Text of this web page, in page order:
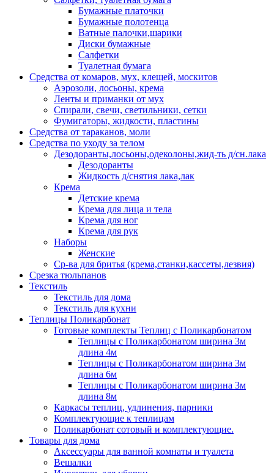
Бумажные платочки
Бумажные полотенца
Ватные палочки,шарики
Диски бумажные
Салфетки
Туалетная бумага
Средства от комаров, мух, клещей, москитов
Аэрозоли, лосьоны, крема
Ленты и приманки от мух
Спирали, свечи, светильники, сетки
Фумигаторы, жидкости, пластины
Средства от тараканов, моли
Средства по уходу за телом
Дезодоранты,лосьоны,одеколоны,жид-ть д/сн.лака
Дезодоранты
Жидкость д/снятия лака,лак
Крема
Детские крема
Крема для лица и тела
Крема для ног
Крема для рук
Наборы
Женские
Ср-ва для бритья (крема,станки,кассеты,лезвия)
Срезка тюльпанов
Текстиль
Текстиль для дома
Текстиль для кухни
Теплицы Поликарбонат
Готовые комплекты Теплиц с Поликарбонатом
Теплицы с Поликарбонатом ширина 3м
длина 4м
Теплицы с Поликарбонатом ширина 3м
длина 6м
Теплицы с Поликарбонатом ширина 3м
длина 8м
Каркасы теплиц, удлинения, парники
Комплектующие к теплицам
Поликарбонат сотовый и комплектующие.
Товары для дома
Аксессуары для ванной комнаты и туалета
Вешалки